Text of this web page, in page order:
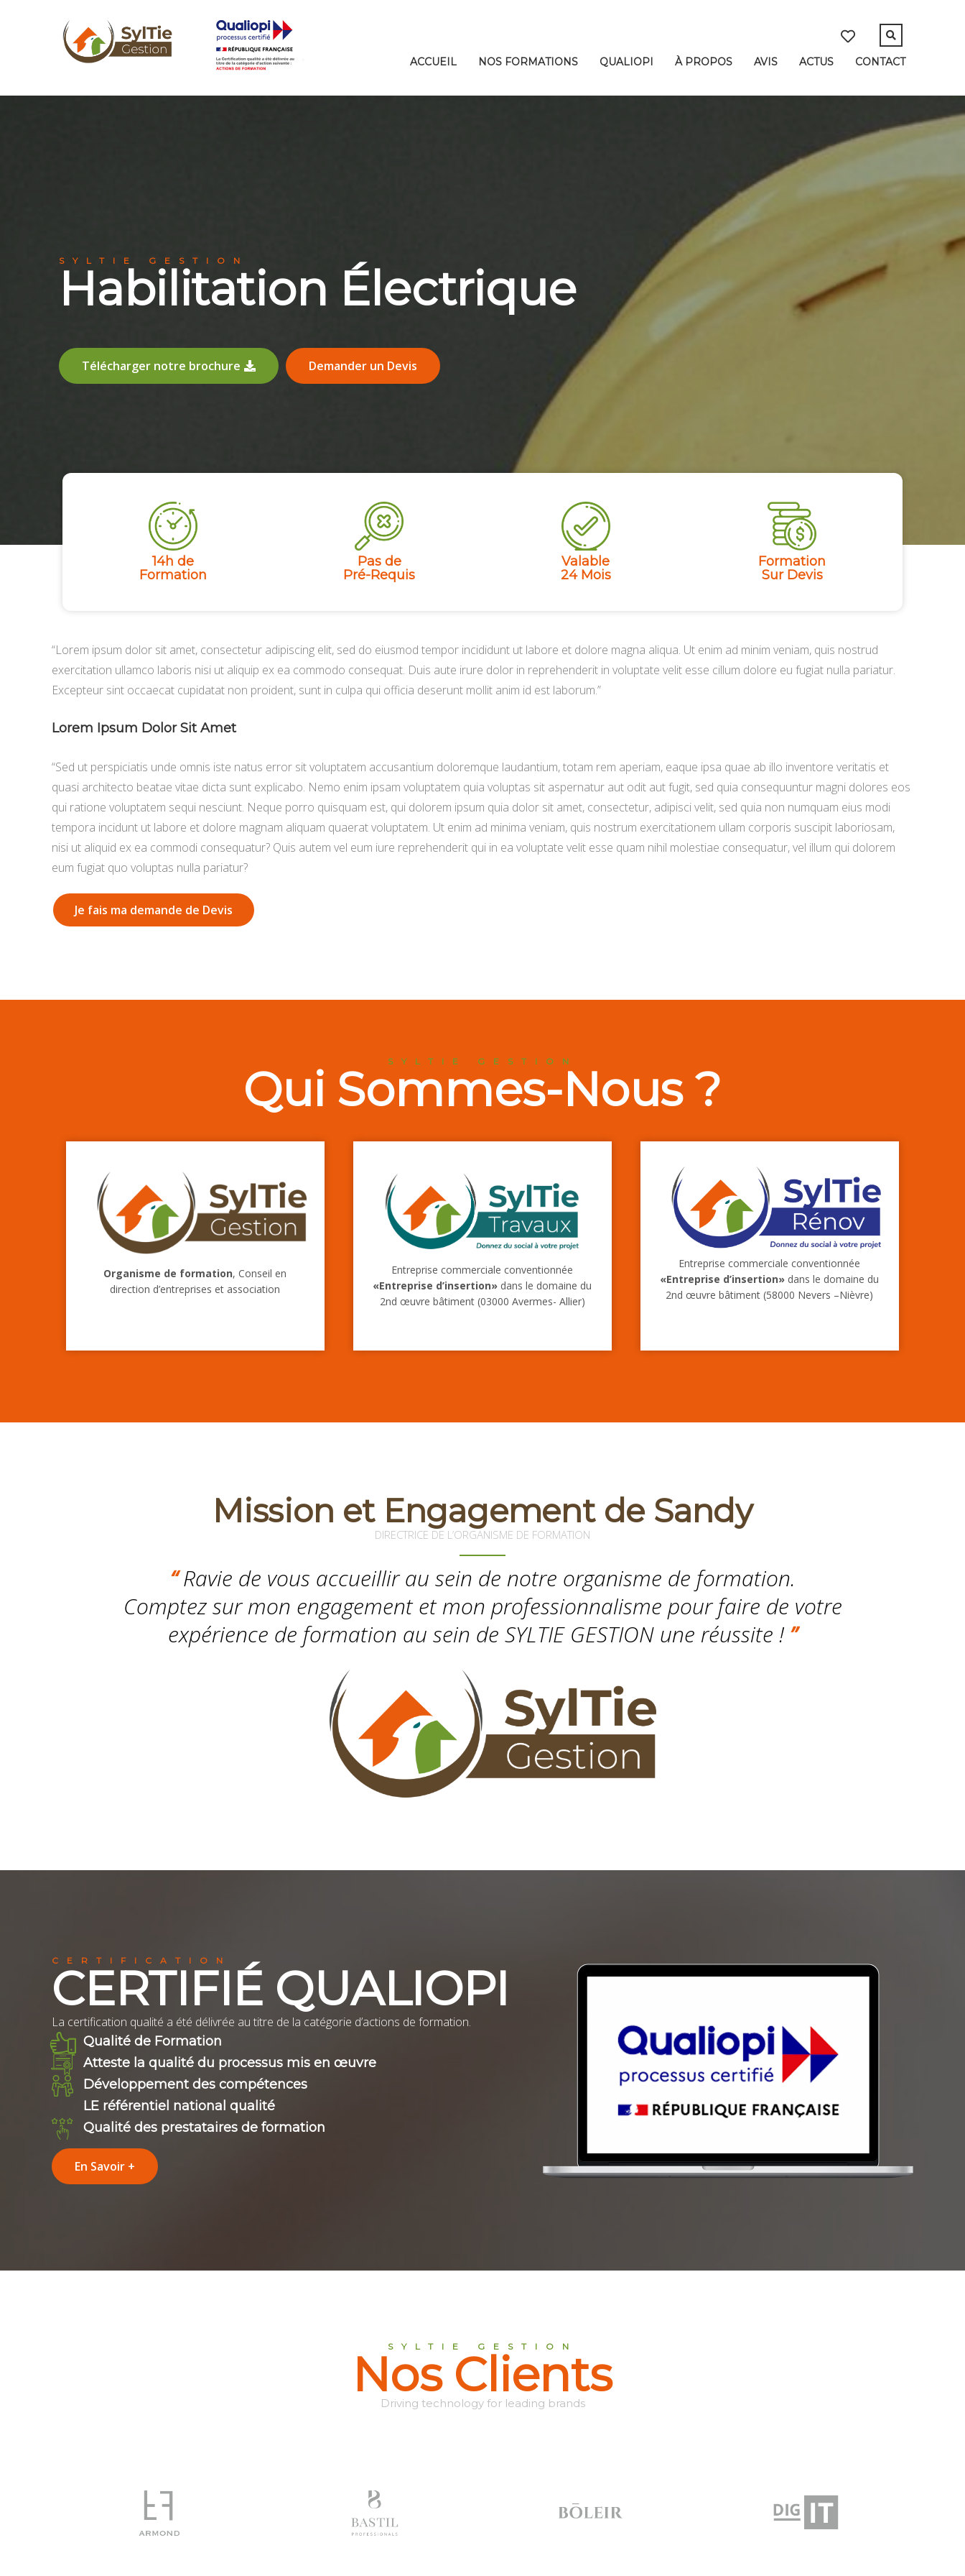
ACCUEIL NOS FORMATIONS QUALIOPI À PROPOS AVIS ACTUS CONTACT
SYLTIE GESTION
Habilitation Électrique
Télécharger notre brochure Demander un Devis
14h de
Formation
Pas de
Pré-Requis
Valable
24 Mois
Formation
Sur Devis
“Lorem ipsum dolor sit amet, consectetur adipiscing elit, sed do eiusmod tempor incididunt ut labore et dolore magna aliqua. Ut enim ad minim veniam, quis nostrud
exercitation ullamco laboris nisi ut aliquip ex ea commodo consequat. Duis aute irure dolor in reprehenderit in voluptate velit esse cillum dolore eu fugiat nulla pariatur.
Excepteur sint occaecat cupidatat non proident, sunt in culpa qui officia deserunt mollit anim id est laborum.”
Lorem Ipsum Dolor Sit Amet
“Sed ut perspiciatis unde omnis iste natus error sit voluptatem accusantium doloremque laudantium, totam rem aperiam, eaque ipsa quae ab illo inventore veritatis et
quasi architecto beatae vitae dicta sunt explicabo. Nemo enim ipsam voluptatem quia voluptas sit aspernatur aut odit aut fugit, sed quia consequuntur magni dolores eos
qui ratione voluptatem sequi nesciunt. Neque porro quisquam est, qui dolorem ipsum quia dolor sit amet, consectetur, adipisci velit, sed quia non numquam eius modi
tempora incidunt ut labore et dolore magnam aliquam quaerat voluptatem. Ut enim ad minima veniam, quis nostrum exercitationem ullam corporis suscipit laboriosam,
nisi ut aliquid ex ea commodi consequatur? Quis autem vel eum iure reprehenderit qui in ea voluptate velit esse quam nihil molestiae consequatur, vel illum qui dolorem
eum fugiat quo voluptas nulla pariatur?
Je fais ma demande de Devis
SYLTIE GESTION
Qui Sommes-Nous ?
Organisme de formation, Conseil en
direction d’entreprises et association
Entreprise commerciale conventionnée
«Entreprise d’insertion» dans le domaine du
2nd œuvre bâtiment (03000 Avermes- Allier)
Entreprise commerciale conventionnée
«Entreprise d’insertion» dans le domaine du
2nd œuvre bâtiment (58000 Nevers –Nièvre)
Mission et Engagement de Sandy
DIRECTRICE DE L’ORGANISME DE FORMATION
“Ravie de vous accueillir au sein de notre organisme de formation.
Comptez sur mon engagement et mon professionnalisme pour faire de votre
expérience de formation au sein de SYLTIE GESTION une réussite ! ”
CERTIFICATION
CERTIFIÉ QUALIOPI
La certification qualité a été délivrée au titre de la catégorie d’actions de formation.
Qualité de Formation
Atteste la qualité du processus mis en œuvre
Développement des compétences
LE référentiel national qualité
Qualité des prestataires de formation
En Savoir +
SYLTIE GESTION
Nos Clients
Driving technology for leading brands